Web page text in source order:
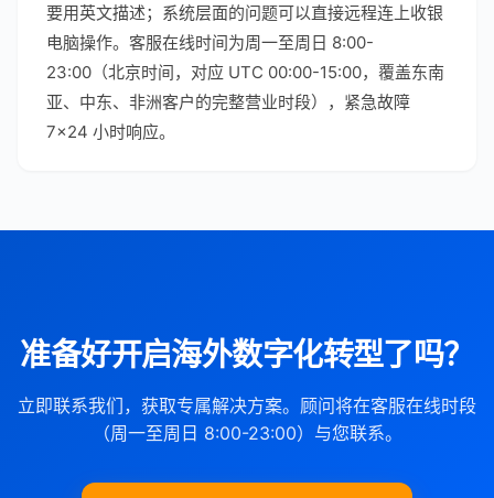
要用英文描述；系统层面的问题可以直接远程连上收银
电脑操作。客服在线时间为周一至周日 8:00-
23:00（北京时间，对应 UTC 00:00-15:00，覆盖东南
亚、中东、非洲客户的完整营业时段），紧急故障
7×24 小时响应。
准备好开启海外数字化转型了吗？
立即联系我们，获取专属解决方案。顾问将在客服在线时段
（周一至周日 8:00-23:00）与您联系。